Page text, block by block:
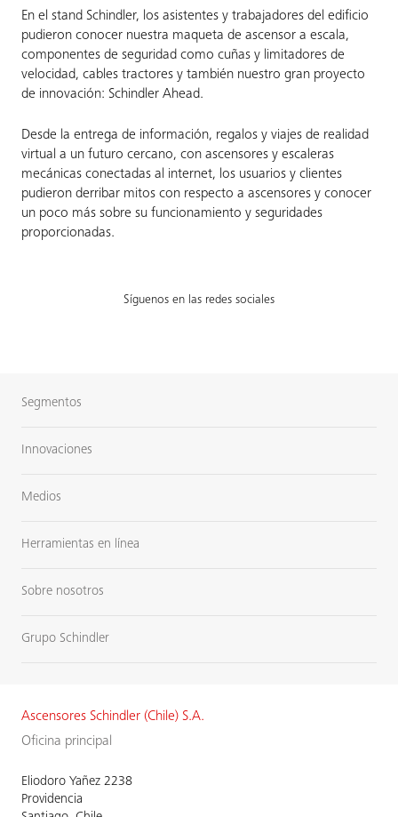
En el stand Schindler, los asistentes y trabajadores del edificio
pudieron conocer nuestra maqueta de ascensor a escala,
componentes de seguridad como cuñas y limitadores de
velocidad, cables tractores y también nuestro gran proyecto
de innovación: Schindler Ahead.
Desde la entrega de información, regalos y viajes de realidad
virtual a un futuro cercano, con ascensores y escaleras
mecánicas conectadas al internet, los usuarios y clientes
pudieron derribar mitos con respecto a ascensores y conocer
un poco más sobre su funcionamiento y seguridades
proporcionadas.
Síguenos en las redes sociales
Segmentos
Innovaciones
Medios
Herramientas en línea
Sobre nosotros
Grupo Schindler
Ascensores Schindler (Chile) S.A.
Oficina principal
Eliodoro Yañez 2238
Providencia